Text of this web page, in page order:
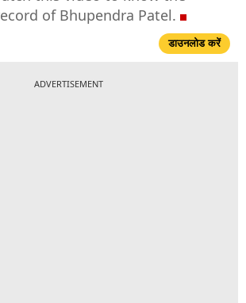
of Bhupendra Patel.
डाउनलोड करें
ADVERTISEMENT